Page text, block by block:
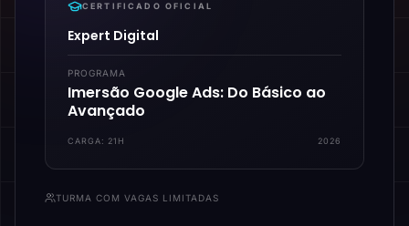
CERTIFICADO OFICIAL
Expert Digital
PROGRAMA
Imersão Google Ads: Do Básico ao
Avançado
CARGA: 21H 2026
TURMA COM VAGAS LIMITADAS